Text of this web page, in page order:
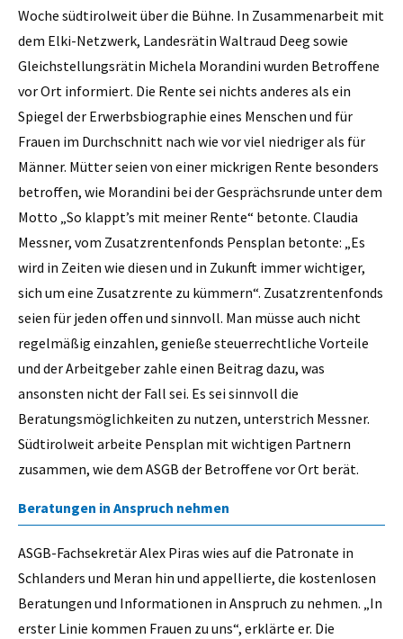
Woche südtirolweit über die Bühne. In Zusammenarbeit mit
dem Elki-Netzwerk, Landesrätin Waltraud Deeg sowie
Gleichstellungsrätin Michela Morandini wurden Betroffene
vor Ort informiert. Die Rente sei nichts anderes als ein
Spiegel der Erwerbsbiographie eines Menschen und für
Frauen im Durchschnitt nach wie vor viel niedriger als für
Männer. Mütter seien von einer mickrigen Rente besonders
betroffen, wie Morandini bei der Gesprächsrunde unter dem
Motto „So klappt’s mit meiner Rente“ betonte. Claudia
Messner, vom Zusatzrentenfonds Pensplan betonte: „Es
wird in Zeiten wie diesen und in Zukunft immer wichtiger,
sich um eine Zusatzrente zu kümmern“. Zusatzrentenfonds
seien für jeden offen und sinnvoll. Man müsse auch nicht
regelmäßig einzahlen, genieße steuerrechtliche Vorteile
und der Arbeitgeber zahle einen Beitrag dazu, was
ansonsten nicht der Fall sei. Es sei sinnvoll die
Beratungsmöglichkeiten zu nutzen, unterstrich Messner.
Südtirolweit arbeite Pensplan mit wichtigen Partnern
zusammen, wie dem ASGB der Betroffene vor Ort berät.
Beratungen in Anspruch nehmen
ASGB-Fachsekretär Alex Piras wies auf die Patronate in
Schlanders und Meran hin und appellierte, die kostenlosen
Beratungen und Informationen in Anspruch zu nehmen. „In
erster Linie kommen Frauen zu uns“, erklärte er. Die